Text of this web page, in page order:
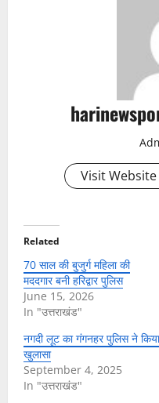
Visit Website
Related
70 साल की बुजुर्ग महिला की
मददगार बनी हरिद्वार पुलिस
June 15, 2026
In "उत्तराखंड"
नगदी लूट का गंगनहर पुलिस ने किया
खुलासा
September 4, 2025
In "उत्तराखंड"